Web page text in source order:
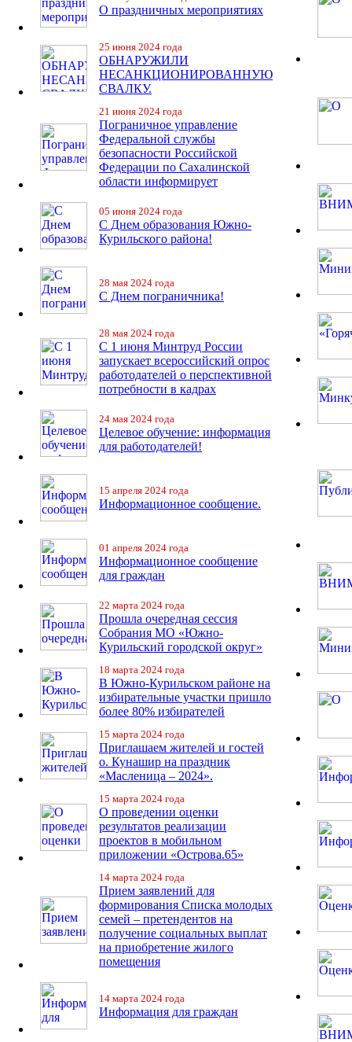
О праздничных мероприятиях
25 июня 2024 года
ОБНАРУЖИЛИ
НЕСАНКЦИОНИРОВАННУЮ
СВАЛКУ.
21 июня 2024 года
Пограничное управление
Федеральной службы
безопасности Российской
Федерации по Сахалинской
области информирует
05 июня 2024 года
С Днем образования Южно-
Курильского района!
28 мая 2024 года
С Днем пограничника!
28 мая 2024 года
С 1 июня Минтруд России
запускает всероссийский опрос
работодателей о перспективной
потребности в кадрах
24 мая 2024 года
Целевое обучение: информация
для работодателей!
15 апреля 2024 года
Информационное сообщение.
01 апреля 2024 года
Информационное сообщение
для граждан
22 марта 2024 года
Прошла очередная сессия
Собрания МО «Южно-
Курильский городской округ»
18 марта 2024 года
В Южно-Курильском районе на
избирательные участки пришло
более 80% избирателей
15 марта 2024 года
Приглашаем жителей и гостей
о. Кунашир на праздник
«Масленица – 2024».
15 марта 2024 года
О проведении оценки
результатов реализации
проектов в мобильном
приложении «Острова.65»
14 марта 2024 года
Прием заявлений для
формирования Списка молодых
семей – претендентов на
получение социальных выплат
на приобретение жилого
помещения
14 марта 2024 года
Информация для граждан